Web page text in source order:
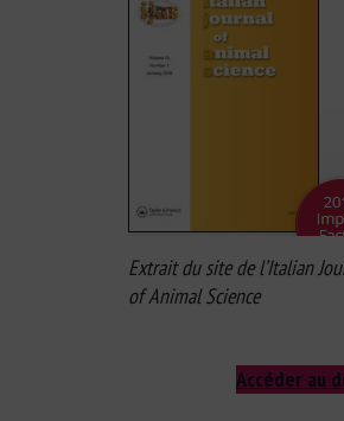
Extrait du site de l’Italian
of Animal Science
Accéder au